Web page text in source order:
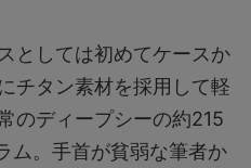
としては初めてケースか
チタン素材を採用して軽
のディープシーの約215
ム。手首が貧弱な筆者か